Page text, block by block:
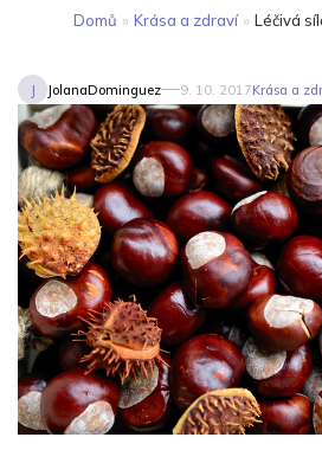
Domů » Krása a zdraví » Léčivá
J JolanaDominguez 9. 10. 2017Krása a